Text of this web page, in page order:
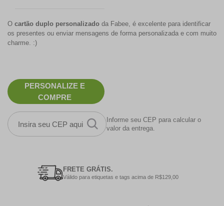
O cartão duplo personalizado da Fabee, é excelente para identificar
os presentes ou enviar mensagens de forma personalizada e com muito
charme. :)
PERSONALIZE E
COMPRE
Informe seu CEP para calcular o
valor da entrega.
FRETE GRÁTIS.
Válido para etiquetas e tags acima de R$129,00